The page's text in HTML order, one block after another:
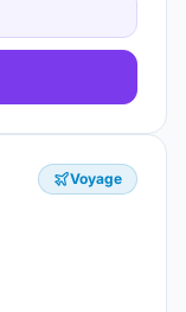
Voyage